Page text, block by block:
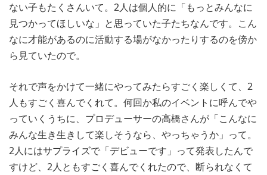
ない子もたくさんいて。2人は個人的に「もっとみんなに
見つかってほしいな」と思っていた子たちなんです。こん
なに才能があるのに活動する場がなかったりするのを傍か
ら見ていたので。
それで声をかけて一緒にやってみたらすごく楽しくて、2
人もすごく喜んでくれて。何回か私のイベントに呼んでや
っていくうちに、プロデューサーの高橋さんが「こんなに
みんな生き生きして楽しそうなら、やっちゃうか」って。
2人にはサプライズで「デビューです」って発表したんで
すけど、2人ともすごく喜んでくれたので、断られなくて